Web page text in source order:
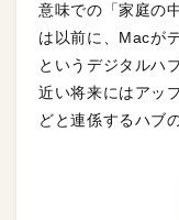
意味での「家庭の
は以前に、Macが
というデジタルハ
近い将来にはアッ
どと連係するハブ